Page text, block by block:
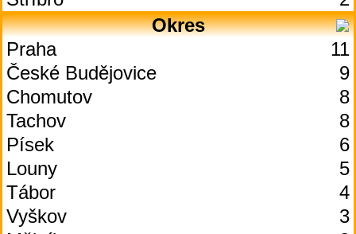
Okres
Praha
11
České Budějovice
9
Chomutov
8
Tachov
8
Písek
6
Louny
5
Tábor
4
Vyškov
3